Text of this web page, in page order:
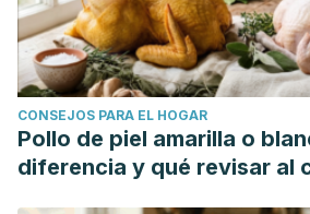
CONSEJOS PARA EL HOGAR
Pollo de piel amarilla o
diferencia y qué revisar al